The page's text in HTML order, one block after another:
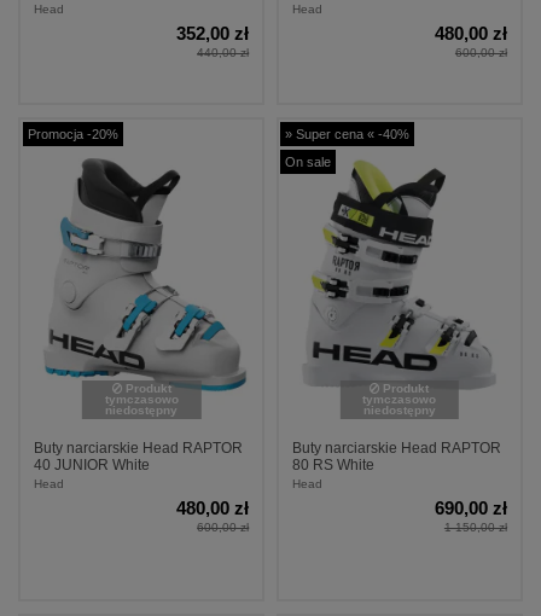
Head
352,00 zł
440,00 zł
Head
480,00 zł
600,00 zł
Promocja -20%
Produkt
tymczasowo
niedostępny
Buty narciarskie Head RAPTOR
40 JUNIOR White
Head
480,00 zł
600,00 zł
» Super cena « -40%
On sale
Produkt
tymczasowo
niedostępny
Buty narciarskie Head RAPTOR
80 RS White
Head
690,00 zł
1 150,00 zł